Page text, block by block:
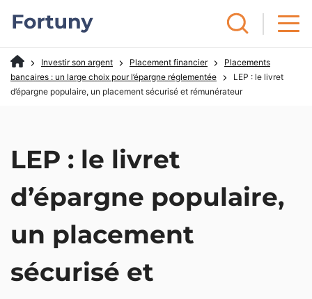
Investir son argent Placement financier
Placements
bancaires : un large choix pour l’épargne réglementée
LEP : le livret
d’épargne populaire, un placement sécurisé et rémunérateur
LEP : le livret
d’épargne populaire,
un placement
sécurisé et